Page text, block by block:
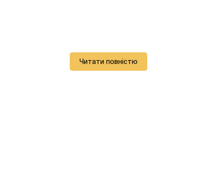
Читати повністю